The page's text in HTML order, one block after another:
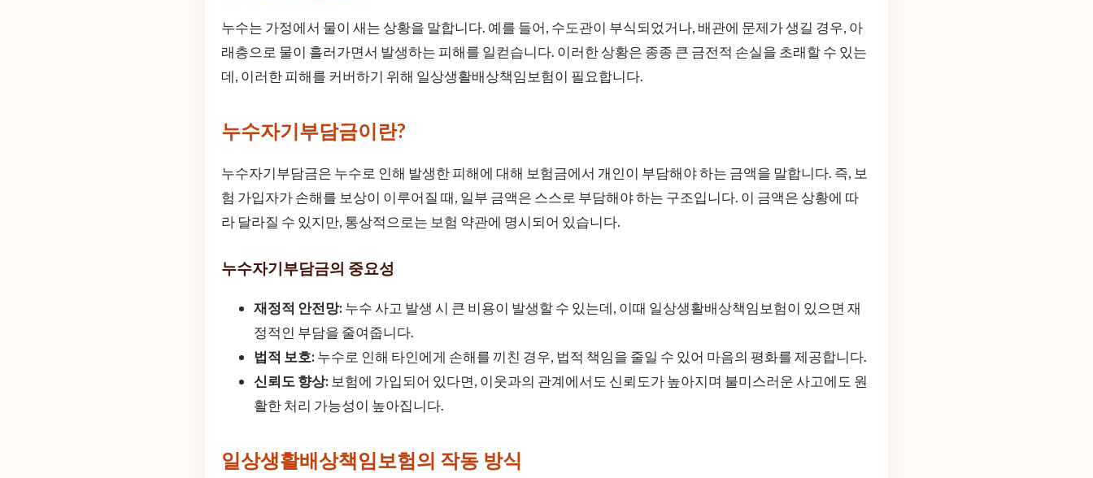
누수는 가정에서 물이 새는 상황을 말합니다. 예를 들어, 수도관이 부식되었거나, 배관에 문제가 생길 경우, 아
래층으로 물이 흘러가면서 발생하는 피해를 일컫습니다. 이러한 상황은 종종 큰 금전적 손실을 초래할 수 있는
데, 이러한 피해를 커버하기 위해 일상생활배상책임보험이 필요합니다.
누수자기부담금이란?
누수자기부담금은 누수로 인해 발생한 피해에 대해 보험금에서 개인이 부담해야 하는 금액을 말합니다. 즉, 보
험 가입자가 손해를 보상이 이루어질 때, 일부 금액은 스스로 부담해야 하는 구조입니다. 이 금액은 상황에 따
라 달라질 수 있지만, 통상적으로는 보험 약관에 명시되어 있습니다.
누수자기부담금의 중요성
재정적 안전망: 누수 사고 발생 시 큰 비용이 발생할 수 있는데, 이때 일상생활배상책임보험이 있으면 재
정적인 부담을 줄여줍니다.
법적 보호: 누수로 인해 타인에게 손해를 끼친 경우, 법적 책임을 줄일 수 있어 마음의 평화를 제공합니다.
신뢰도 향상: 보험에 가입되어 있다면, 이웃과의 관계에서도 신뢰도가 높아지며 불미스러운 사고에도 원
활한 처리 가능성이 높아집니다.
일상생활배상책임보험의 작동 방식